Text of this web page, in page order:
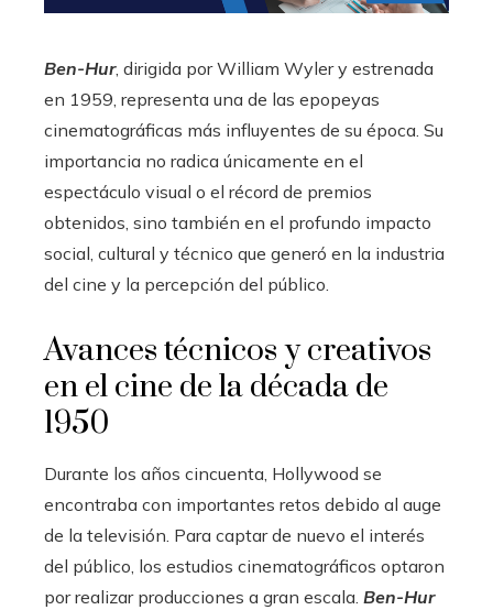
Ben-Hur, dirigida por William Wyler y estrenada
en 1959, representa una de las epopeyas
cinematográficas más influyentes de su época. Su
importancia no radica únicamente en el
espectáculo visual o el récord de premios
obtenidos, sino también en el profundo impacto
social, cultural y técnico que generó en la industria
del cine y la percepción del público.
Avances técnicos y creativos
en el cine de la década de
1950
Durante los años cincuenta, Hollywood se
encontraba con importantes retos debido al auge
de la televisión. Para captar de nuevo el interés
del público, los estudios cinematográficos optaron
por realizar producciones a gran escala. Ben-Hur